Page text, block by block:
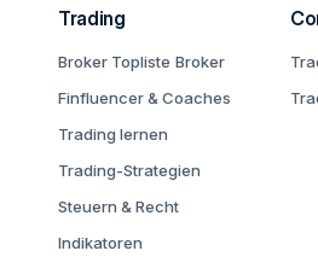
Trading
Broker Topliste Broker
Finfluencer & Coaches
Trading lernen
Trading-Strategien
Steuern & Recht
Indikatoren